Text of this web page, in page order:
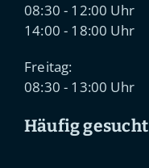
08:30 - 12:00 Uhr
14:00 - 18:00 Uhr
Freitag:
08:30 - 13:00 Uhr
Häufig gesucht